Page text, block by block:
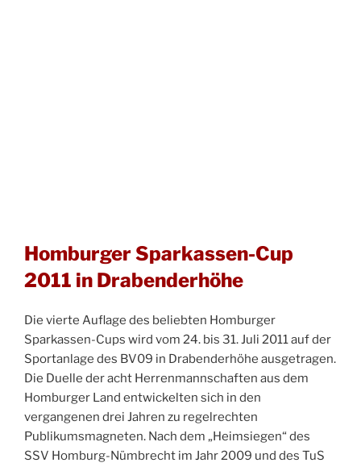
Homburger Sparkassen-Cup
2011 in Drabenderhöhe
Die vierte Auflage des beliebten Homburger
Sparkassen-Cups wird vom 24. bis 31. Juli 2011 auf der
Sportanlage des BV09 in Drabenderhöhe ausgetragen.
Die Duelle der acht Herrenmannschaften aus dem
Homburger Land entwickelten sich in den
vergangenen drei Jahren zu regelrechten
Publikumsmagneten. Nach dem „Heimsiegen“ des
SSV Homburg-Nümbrecht im Jahr 2009 und des TuS